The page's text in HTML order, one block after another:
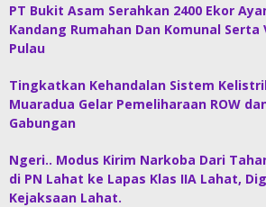
PT Bukit Asam Serahkan 2400 Ekor
Kandang Rumahan Dan Komunal Serta
Pulau
Tingkatkan Kehandalan Sistem
Muaradua Gelar Pemeliharaan ROW
Gabungan
Ngeri.. Modus Kirim Narkoba Dari
di PN Lahat ke Lapas Klas IIA Lahat,
Kejaksaan Lahat.